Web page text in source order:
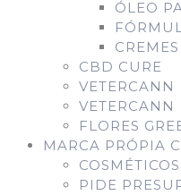
ÓLEO
CBD CURE
VETERCANN
VETERCANN
FLORES
MARCA PRÓPIA
PIDE